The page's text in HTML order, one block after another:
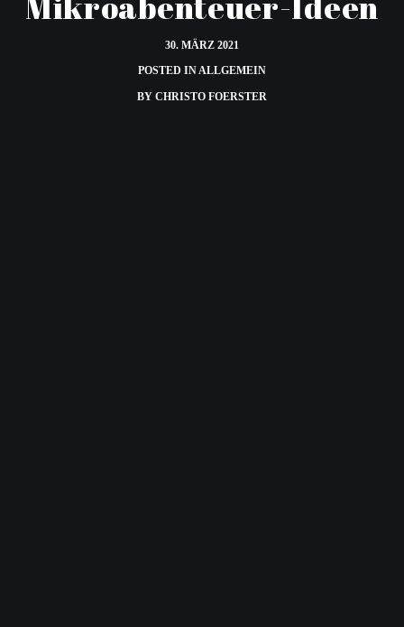
30. MÄRZ 2021
POSTED IN ALLGEMEIN
BY CHRISTO FOERSTER